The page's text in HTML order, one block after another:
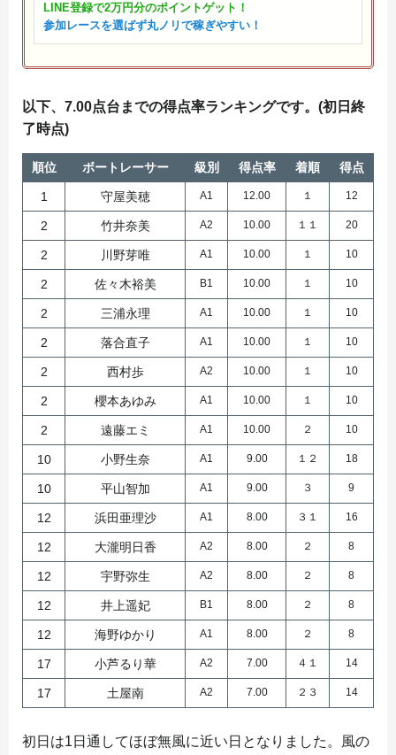
LINE登録で2万円分のポイントゲット！
参加レースを選ばず丸ノリで稼ぎやすい！
以下、7.00点台までの得点率ランキングです。(初日終
了時点)
順位 ボートレーサー 級別 得点率 着順 得点
1 守屋美穂 A1 12.00 １ 12
2 竹井奈美 A2 10.00 １１ 20
2 川野芽唯 A1 10.00 １ 10
2 佐々木裕美 B1 10.00 １ 10
2 三浦永理 A1 10.00 １ 10
2 落合直子 A1 10.00 １ 10
2 西村歩 A2 10.00 １ 10
2 櫻本あゆみ A1 10.00 １ 10
2 遠藤エミ A1 10.00 ２ 10
10 小野生奈 A1 9.00 １２ 18
10 平山智加 A1 9.00 ３ 9
12 浜田亜理沙 A1 8.00 ３１ 16
12 大瀧明日香 A2 8.00 ２ 8
12 宇野弥生 A2 8.00 ２ 8
12 井上遥妃 B1 8.00 ２ 8
12 海野ゆかり A1 8.00 ２ 8
17 小芦るり華 A2 7.00 ４１ 14
17 土屋南 A2 7.00 ２３ 14
初日は1日通してほぼ無風に近い日となりました。風の